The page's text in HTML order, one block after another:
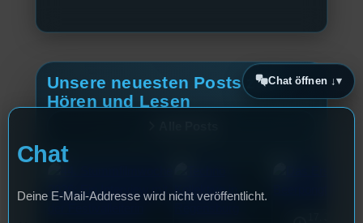
Unsere neuesten Posts zum
Hören und Lesen
Chat öffnen ↓
Chat
Deine E-Mail-Addresse wird nicht veröffentlicht.